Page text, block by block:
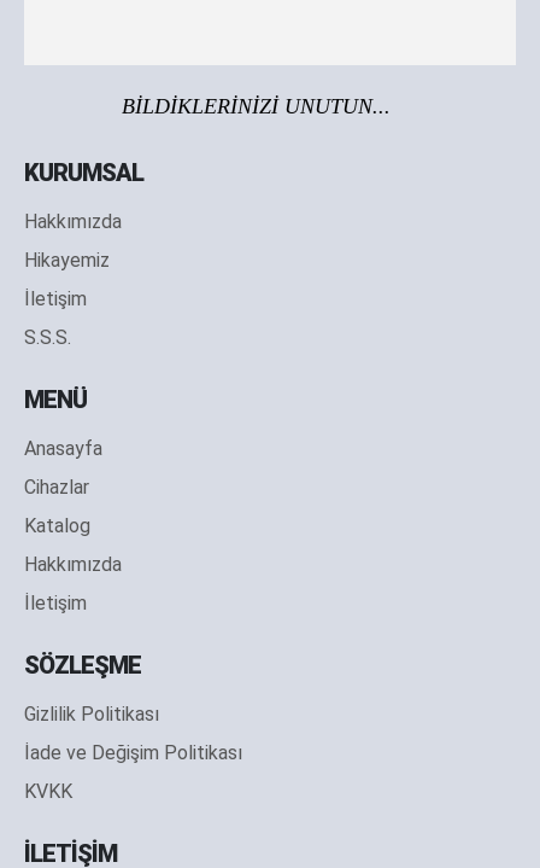
BİLDİKLERİNİZİ UNUTUN...
KURUMSAL
Hakkımızda
Hikayemiz
İletişim
S.S.S.
MENÜ
Anasayfa
Cihazlar
Katalog
Hakkımızda
İletişim
SÖZLEŞME
Gizlilik Politikası
İade ve Değişim Politikası
KVKK
İLETİŞİM